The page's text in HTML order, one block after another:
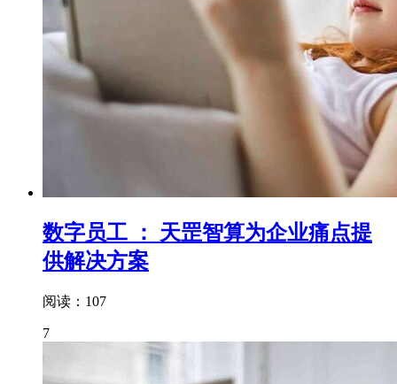
数字员工 ： 天罡智算为企业痛点提
供解决方案
阅读：107
7